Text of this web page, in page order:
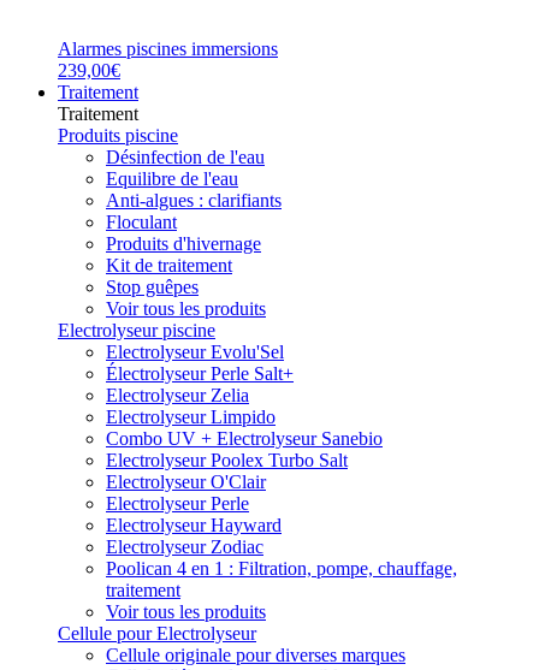
Alarmes piscines immersions
239,00€
Traitement
Traitement
Produits piscine
Désinfection de l'eau
Equilibre de l'eau
Anti-algues : clarifiants
Floculant
Produits d'hivernage
Kit de traitement
Stop guêpes
Voir tous les produits
Electrolyseur piscine
Electrolyseur Evolu'Sel
Électrolyseur Perle Salt+
Electrolyseur Zelia
Electrolyseur Limpido
Combo UV + Electrolyseur Sanebio
Electrolyseur Poolex Turbo Salt
Electrolyseur O'Clair
Electrolyseur Perle
Electrolyseur Hayward
Electrolyseur Zodiac
Poolican 4 en 1 : Filtration, pompe, chauffage,
traitement
Voir tous les produits
Cellule pour Electrolyseur
Cellule originale pour diverses marques